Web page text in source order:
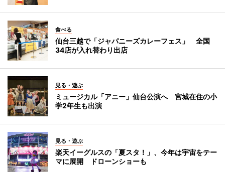
食べる
仙台三越で「ジャパニーズカレーフェス」 全国
34店が入れ替わり出店
見る・遊ぶ
ミュージカル「アニー」仙台公演へ 宮城在住の小
学2年生も出演
見る・遊ぶ
楽天イーグルスの「夏スタ！」、今年は宇宙をテー
マに展開 ドローンショーも